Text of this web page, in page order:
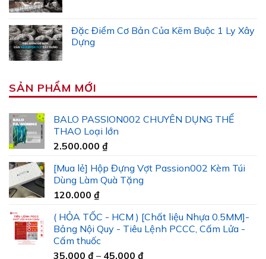
Đặc Điểm Cơ Bản Của Kẽm Buộc 1 Ly Xây
Dựng
SẢN PHẨM MỚI
BALO PASSION002 CHUYÊN DỤNG THỂ
THAO Loại lớn
2.500.000 ₫
[Mua lẻ] Hộp Đựng Vợt Passion002 Kèm Túi
Dùng Làm Quà Tặng
120.000 ₫
( HỎA TỐC - HCM ) [Chất liệu Nhựa 0.5MM]-
Bảng Nội Quy - Tiêu Lệnh PCCC, Cấm Lửa -
Cấm thuốc
35.000 ₫ – 45.000 ₫Khoảng